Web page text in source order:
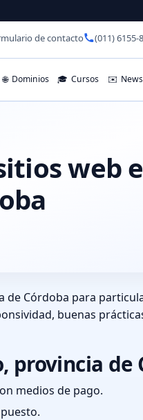
de contacto (011) 6155-
🌐 Dominios 🎓 Cursos ✉️
web
de Córdoba para
buenas
provincia de
medios de pago.